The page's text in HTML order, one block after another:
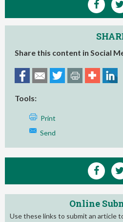
Share this content in Social
Tools:
Print
Send
Online
Use these links to submit an article